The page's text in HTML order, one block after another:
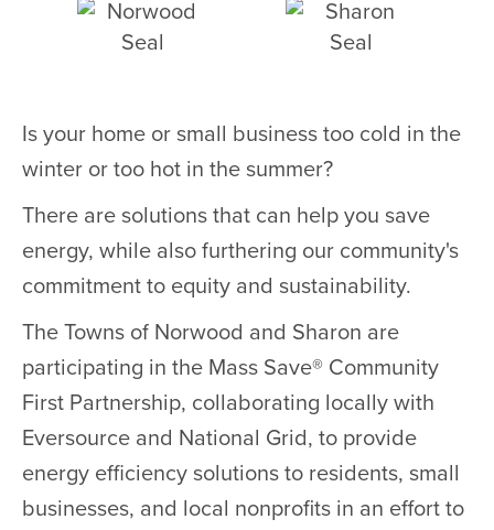
Is your home or small business too cold in the
winter or too hot in the summer?
There are solutions that can help you save
energy, while also furthering our community's
commitment to equity and sustainability.
The Towns of Norwood and Sharon are
participating in the Mass Save® Community
First Partnership, collaborating locally with
Eversource and National Grid, to provide
energy efficiency solutions to residents, small
businesses, and local nonprofits in an effort to